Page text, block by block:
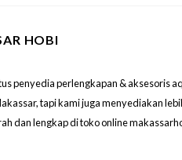
HOBI
penyedia perlengkapan & aksesoris
tapi kami juga menyediakan
dan lengkap di toko online